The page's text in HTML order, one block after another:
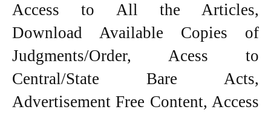
Access to All the Articles,
Download Available Copies of
Judgments/Order, Acess to
Central/State Bare Acts,
Advertisement Free Content, Access